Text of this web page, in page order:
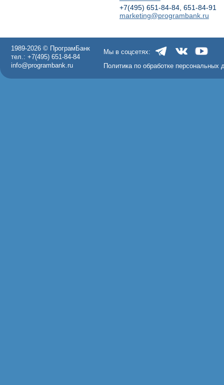
+7(495) 651-84-84, 651-84-91
marketing@programbank.ru
1989-2026 © ПрограмБанк
тел.: +7(495) 651-84-84
info@programbank.ru
Мы в соцсетях:
Политика по обработке персональных